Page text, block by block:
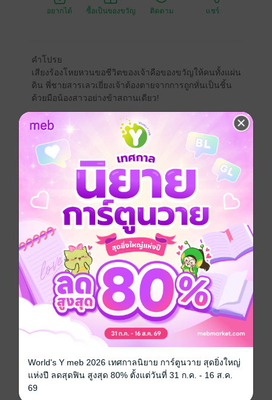
อยากได้ ซื้อเป็นของขวัญ ติดตาม แชร์
คำโปรย
เสียงร้องโหยหวนขอชีวิตของเจ้าคือของขวัญให้คนทั้งแผ่น
ดิน พี่ชายสารเลวเยี่ยงเจ้าต้องตายจากการถูกหั่นเป็นชิ้น
ด้วยมือน้องสาวอย่างข้าสถานเดียว!
___________________________________________
_________
เนื่องเรื่องย่อ
หลังถูกจับโยนลงทะเลจนด่ำดิ่งสู้ความมืดมิดและเวิ้งว้าง
กลางมหาสมุทร สิ่งเดียวที่ตราตรึงไปพร้อมกับสติที่กำลังดับ
วูบคือรอยยิ้มอันน่าขยะแขยงของพี่ชายสารเลว!
รู้อยู่แก่ใจว่าไม่ใช่คนดี...
แต่กับสายเลือดเดียวกันก็ยังฆ่าแกงกันได้ลงอย่างเลือดเย็น
กู้หนิงฮวา ฟื้นขึ้นมาอีกครั้งก็พบว่าตัวเองย้อนเวลากลับไป
เมื่อสามเดือนก่อนหน้า
กลับไปเริ่มต้นชีวิตก่อนเหตุการณ์ชุลมุนจะเกิดขึ้น ให้นาง
ได้เตรียมแผนรับมือเพื่อเอาชีวิตรอดอีกครั้ง
เพื่อเริ่มต้นวางแผนแก้มือล้างแค้นหมายจะต้องลากหัว กู้
เทียนเฉิง ผู้เป็นพี่ชายซึ่งไม่เคยเกรงกลัวผู้ใดเพราะมีบิดา
เป็นถึงอัครมหาเสนาบดีแห่ง ต้าสุ่ย มาขึ้นศาลรับโทษ
ชดใช้ความผิดสารพัดคดีที่มันก่อขึ้นเอาไว้อย่างคึกคะนอง
บอนเพียงคนเดียว!
ชาติที่แล้วเจ้าฆ่าข้าได้
ชาตินี้เจ้าก็ต้องโดนหั่นเป็นชิ้น ๆ ด้วยมือของข้า!
World's Y meb 2026 เทศกาลนิยาย การ์ตูนวาย สุดยิ่งใหญ่
แห่งปี ลดสุดฟิน สูงสุด 80% ตั้งแต่วันที่ 31 ก.ค. - 16 ส.ค.
69